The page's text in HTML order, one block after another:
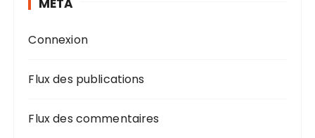
MÉTA
Connexion
Flux des publications
Flux des commentaires